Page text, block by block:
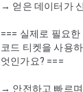
→ 얻은 데이터가
=== 실제로 필요
코드 티켓을 사용
엇인가요? ===
→ 안전하고 빠르